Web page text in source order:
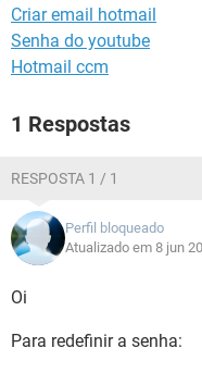
Criar email hotmail
Senha do youtube
Hotmail ccm
1 Respostas
RESPOSTA 1 / 1
Perfil bloqueado
Atualizado em 8 jun
Oi
Para redefinir a senha: